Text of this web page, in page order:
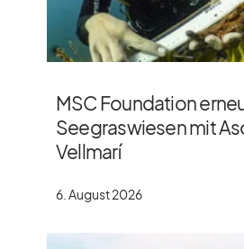
MSC Foundation
Seegraswiesen mit
Vellmarí
6. August 2026